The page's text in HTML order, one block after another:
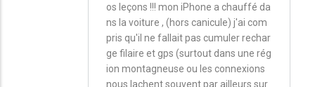
os leçons !!! mon iPhone a chauffé da
ns la voiture , (hors canicule) j'ai com
pris qu'il ne fallait pas cumuler rechar
ge filaire et gps (surtout dans une rég
ion montagneuse ou les connexions
nous lachent souvent par ailleurs sur